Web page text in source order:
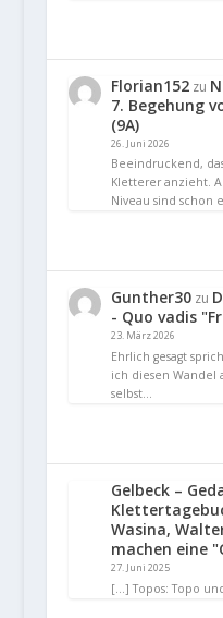
Florian152zu
7. Begehung
(9A)
26. Juni 2026
Beeindruckend,
Kletterer anzieht.
Niveau sind schon
Gunther30zu
- Quo vadis
23. März 2026
Ehrlich gesagt
ich diesen Wandel
selbst…
Gelbeck –
Wasina,
machen eine
27. Juni 2025
[…] Topos: Topo